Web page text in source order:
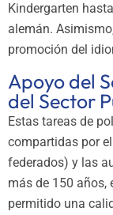
Kindergarten
alemán.
promoción del
Apoyo del
del Sector
Estas tareas de
compartidas por
federados) y las
más de 150 años,
permitido una